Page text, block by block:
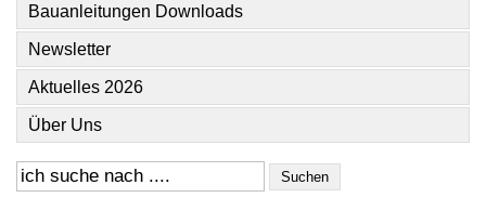
Bauanleitungen Downloads
Newsletter
Aktuelles 2026
Über Uns
Suchen